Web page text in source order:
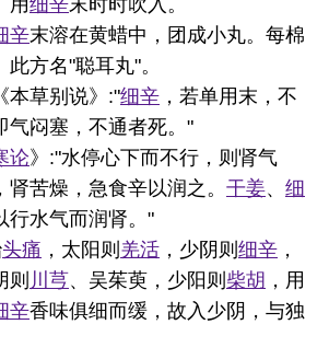
辛末溶在黄蜡中，团成小丸。每棉
方名"聪耳丸"。
草别说》:"细辛 ，若单用末，不
气闷塞，不通者死。"
论》:"水停心下而不行，则肾气
苦燥，急食辛以润之。 干姜、 细
行水气而润肾。"
头痛 ，太阳则 羌活 ，少阴则 细辛 ，
则 川芎、吴茱萸，少阳则 柴胡 ，用
辛香味俱细而缓，故入少阴，与独